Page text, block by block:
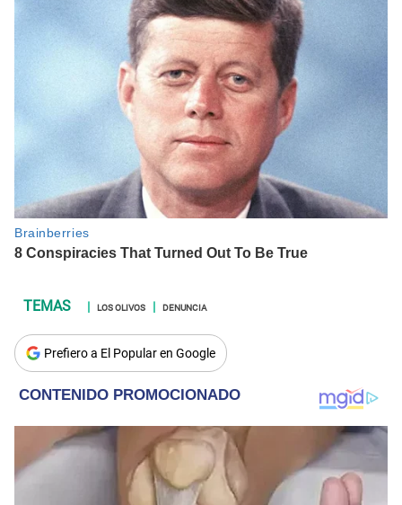
LOS OLIVOS DENUNCIA
Prefiero a El Popular en Google